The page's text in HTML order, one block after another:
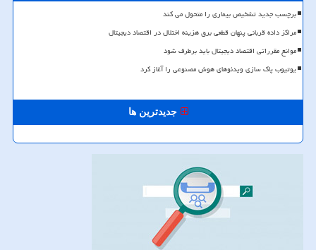
برچسب جدید تشخیص بیماری را متحول می کند
مراکز داده قربانی پنهان قطعی برق هزینه اختلال در اقتصاد دیجیتال
موانع مقرراتی اقتصاد دیجیتال باید برطرف شود
یوتیوب پاک سازی ویدئوهای هوش مصنوعی را آغاز کرد
جدیدترین ها